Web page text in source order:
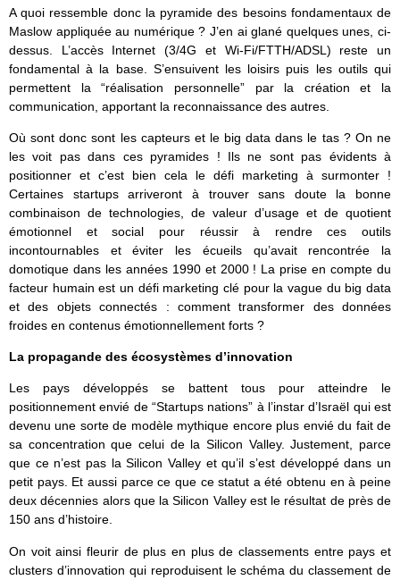
A quoi ressemble donc la pyramide des besoins fondamentaux de
Maslow appliquée au numérique ? J’en ai glané quelques unes, ci-
dessus. L’accès Internet (3/4G et Wi-Fi/FTTH/ADSL) reste un
fondamental à la base. S’ensuivent les loisirs puis les outils qui
permettent la “réalisation personnelle” par la création et la
communication, apportant la reconnaissance des autres.
Où sont donc sont les capteurs et le big data dans le tas ? On ne
les voit pas dans ces pyramides ! Ils ne sont pas évidents à
positionner et c’est bien cela le défi marketing à surmonter !
Certaines startups arriveront à trouver sans doute la bonne
combinaison de technologies, de valeur d’usage et de quotient
émotionnel et social pour réussir à rendre ces outils
incontournables et éviter les écueils qu’avait rencontrée la
domotique dans les années 1990 et 2000 ! La prise en compte du
facteur humain est un défi marketing clé pour la vague du big data
et des objets connectés : comment transformer des données
froides en contenus émotionnellement forts ?
La propagande des écosystèmes d’innovation
Les pays développés se battent tous pour atteindre le
positionnement envié de “Startups nations” à l’instar d’Israël qui est
devenu une sorte de modèle mythique encore plus envié du fait de
sa concentration que celui de la Silicon Valley. Justement, parce
que ce n’est pas la Silicon Valley et qu’il s’est développé dans un
petit pays. Et aussi parce ce que ce statut a été obtenu en à peine
deux décennies alors que la Silicon Valley est le résultat de près de
150 ans d’histoire.
On voit ainsi fleurir de plus en plus de classements entre pays et
clusters d’innovation qui reproduisent le schéma du classement de